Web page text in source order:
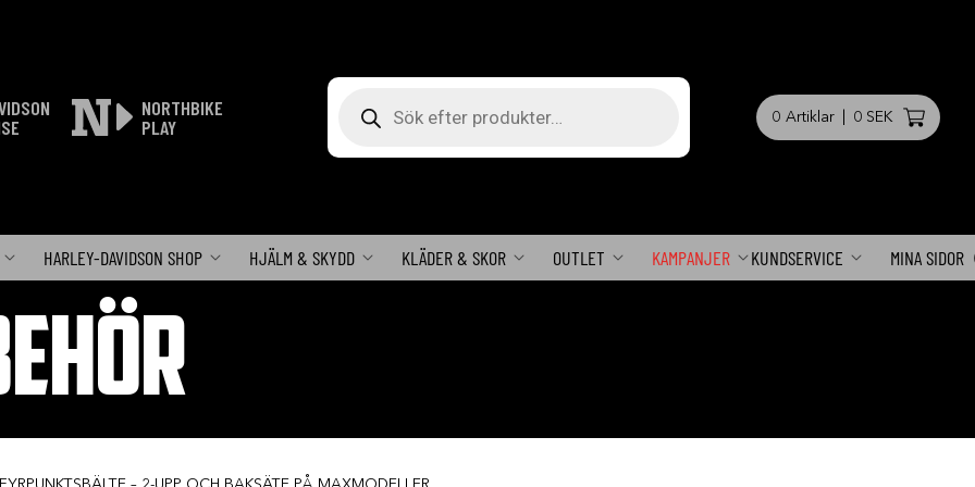
NORTHBIKE
PLAY
0 Artiklar 0 SEK
HARLEY-DAVIDSON SHOP HJÄLM & SKYDD KLÄDER & SKOR OUTLET KAMPANJER KUNDSERVICE MINA SIDOR